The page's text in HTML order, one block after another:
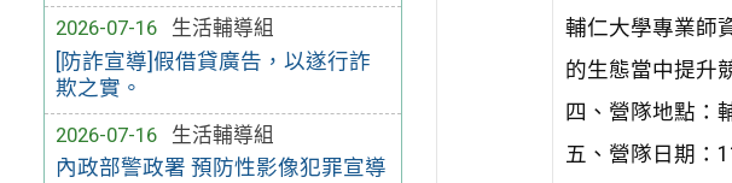
2026-07-16
生活輔導組
[防詐宣導]假借貸廣告，以遂行詐
欺之實。
2026-07-16
生活輔導組
內政部警政署 預防性影像犯罪宣導
輔仁大學專業師
的生態當中提升
四、營隊地點：
五、營隊日期：